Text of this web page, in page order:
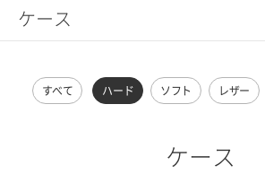
ケース
すべて ハード ソフト レザー
ケース